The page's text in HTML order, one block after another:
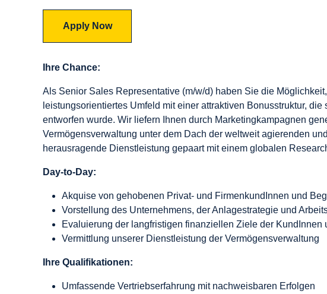
Apply Now
Ihre Chance:
Als Senior Sales Representative (m/w/d) haben Sie die
leistungsorientiertes Umfeld mit einer attraktiven Bonusstruktur,
entworfen wurde. Wir liefern Ihnen durch Marketingkampagnen
Vermögensverwaltung unter dem Dach der weltweit agierenden
herausragende Dienstleistung gepaart mit einem globalen
Day-to-Day:
Akquise von gehobenen Privat- und FirmenkundInnen und
Vorstellung des Unternehmens, der Anlagestrategie und
Evaluierung der langfristigen finanziellen Ziele der KundInnen
Vermittlung unserer Dienstleistung der Vermögensverwaltung
Ihre Qualifikationen:
Umfassende Vertriebserfahrung mit nachweisbaren Erfolgen